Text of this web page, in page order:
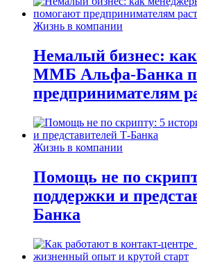
Жизнь в компании
Немалый бизнес:
ММБ Альфа-Банка
предпринимателям
Жизнь в компании
Помощь не по
поддержки и
Банка